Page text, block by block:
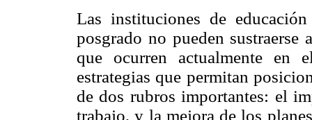
Las instituciones de
posgrado no pueden
que ocurren actualmente en
estrategias que permitan
de dos rubros importantes: el
trabajo, y la mejora de los